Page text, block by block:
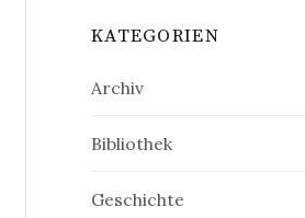
KATEGORIEN
Archiv
Bibliothek
Geschichte